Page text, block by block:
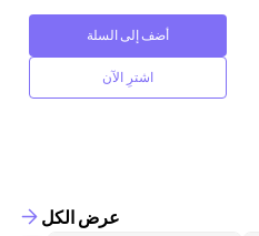
أضف إلى السلة
اشترِ الآن
عرض الكل